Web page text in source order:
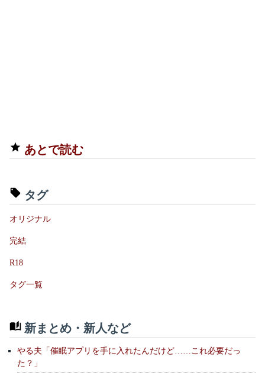
あとで読む
タグ
オリジナル
完結
R18
タグ一覧
新まとめ・新人など
やる夫「催眠アプリを手に入れたんだけど……これ必要だっ
た？」